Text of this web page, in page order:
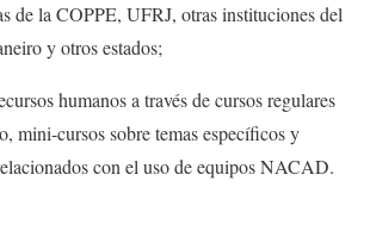
de la COPPE, UFRJ, otras instituciones del
y otros estados;
humanos a través de cursos regulares
mini-cursos sobre temas específicos y
con el uso de equipos NACAD.